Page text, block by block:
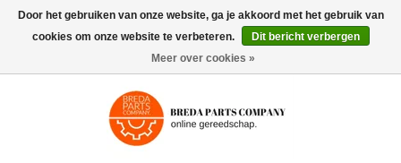
0artikelen
Door het gebruiken van onze website, ga je akkoord met het gebruik van
cookies om onze website te verbeteren.
Dit bericht verbergen
Meer over cookies »